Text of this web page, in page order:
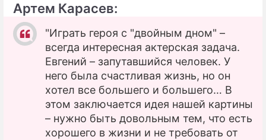
Артем Карасев:
"Играть героя с "двойным дном" –
всегда интересная актерская задача.
Евгений – запутавшийся человек. У
него была счастливая жизнь, но он
хотел все большего и большего… В
этом заключается идея нашей картины
– нужно быть довольным тем, что есть
хорошего в жизни и не требовать от